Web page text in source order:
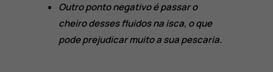
Outro ponto negativo é passar o
cheiro desses fluidos na isca, o que
pode prejudicar muito a sua pescaria.